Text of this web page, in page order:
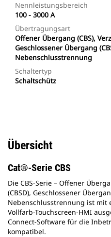
Nennleistungsbereich
100 - 3000 A
Übertragungsart
Offener Übergang (CBS),
Geschlossener Übergang
Nebenschlusstrennung
Schaltertyp
Schaltschütz
Übersicht
Cat®-Serie CBS
Die CBS-Serie – Offener
(CBSD), Geschlossener
Nebenschlusstrennung ist
Vollfarb-Touchscreen-HMI
Connect-Software für die
kompatibel.